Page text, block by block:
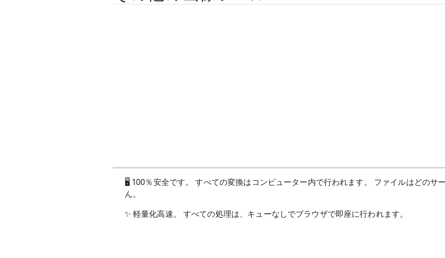
🖥 100％安全です。 すべての変換はコンピューター内で行われます。 ファイルはどのサ
ん。
✨ 軽量化高速。 すべての処理は、キューなしでブラウザで即座に行われます。